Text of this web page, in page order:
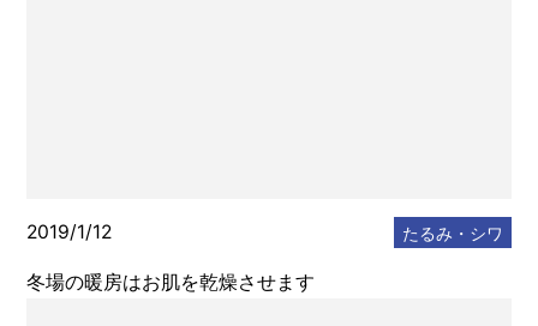
2019/1/12 たるみ・シワ
冬場の暖房はお肌を乾燥させます